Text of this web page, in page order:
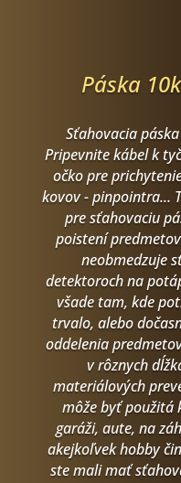
Páska
Sťahovacia
Pripevnite kábel k
očko pre
kovov - pinpointra...
pre sťahovaciu
poistení
neobmedzuje
detektoroch na
všade tam, kde
trvalo, alebo
oddelenia
v rôznych
materiálových
môže byť použitá
garáži, aute, na
akejkoľvek hobby
ste mali mať